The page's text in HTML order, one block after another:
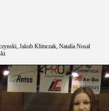
Jakub Klimczak, Natalia Nosal